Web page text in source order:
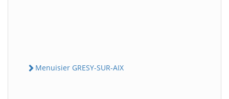
Menuisier GRESY-SUR-AIX